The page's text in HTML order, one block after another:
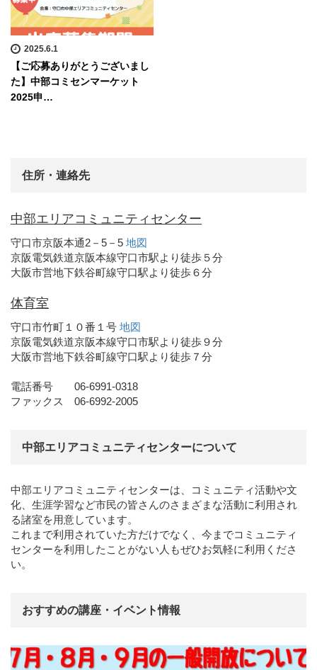
2025.6.1
【ご応募ありがとうございまし
た】中部コミセンマーケット
2025申…
住所・連絡先
中部エリアコミュニティセンター
守口市京阪本通2－5－5 地図
京阪電気鉄道京阪本線守口市駅より徒歩５分
大阪市営地下鉄谷町線守口駅より徒歩６分
体育室
守口市竹町１０番１号 地図
京阪電気鉄道京阪本線守口市駅より徒歩９分
大阪市営地下鉄谷町線守口駅より徒歩７分
電話番号 06-6991-0318
ファックス 06-6992-2005
中部エリアコミュニティセンターについて
中部エリアコミュニティセンターは、コミュニティ活動や文
化、生涯学習など市民の皆さんのさまざまな活動に利用され
る諸室を用意しています。
これまで利用されていた方だけでなく、今までコミュニティ
センターを利用したことがない人もぜひお気軽に利用くださ
い。
おすすめの講座・イベント情報